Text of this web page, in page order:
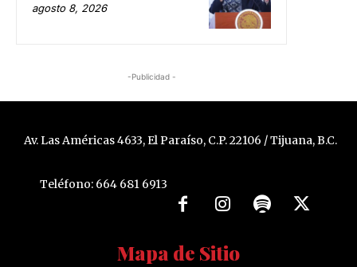
agosto 8, 2026
-Publicidad -
Av. Las Américas 4633, El Paraíso, C.P. 22106 / Tijuana, B.C.
Teléfono: 664 681 6913
Mapa de Sitio